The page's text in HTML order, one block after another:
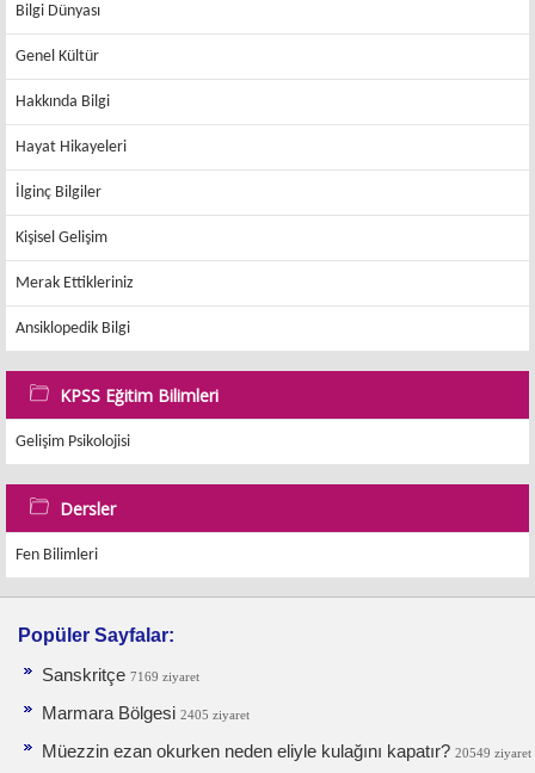
Bilgi Dünyası
Genel Kültür
Hakkında Bilgi
Hayat Hikayeleri
İlginç Bilgiler
Kişisel Gelişim
Merak Ettikleriniz
Ansiklopedik Bilgi
KPSS Eğitim Bilimleri
Gelişim Psikolojisi
Dersler
Fen Bilimleri
Popüler Sayfalar:
Sanskritçe 7169 ziyaret
Marmara Bölgesi 2405 ziyaret
Müezzin ezan okurken neden eliyle kulağını kapatır? 20549 ziyaret